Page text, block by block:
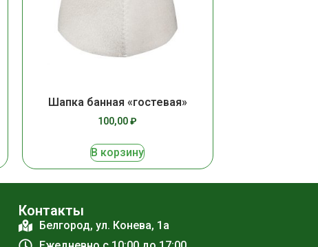
Шапка банная «гостевая»
100,00₽
В корзину
Контакты
Белгород, ул. Конева, 1а